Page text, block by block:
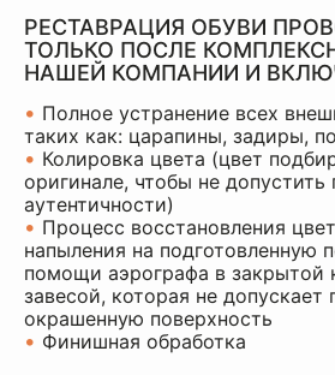
РЕСТАВРАЦИЯ ОБУВИ
ТОЛЬКО ПОСЛЕ
НАШЕЙ КОМПАНИИ И
• Полное устранение всех
таких как: царапины, задиры,
• Колировка цвета (цвет
оригинале, чтобы не допустить
аутентичности)
• Процесс восстановления
напыления на подготовленную
помощи аэрографа в закрытой
завесой, которая не допускает
окрашенную поверхность
• Финишная обработка